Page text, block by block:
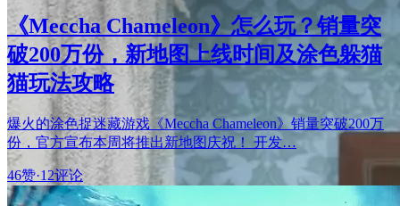
《Meccha Chameleon》怎么玩？销量突
破200万份，新地图上线时间及涂色躲猫
猫玩法攻略
爆火的涂色捉迷藏游戏《Meccha Chameleon》销量突破200万
份，官方宣布本周将推出新地图庆祝！ 开发…
46赞·12评论